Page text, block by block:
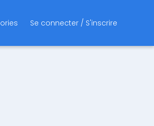
Se connecter / S'inscrire